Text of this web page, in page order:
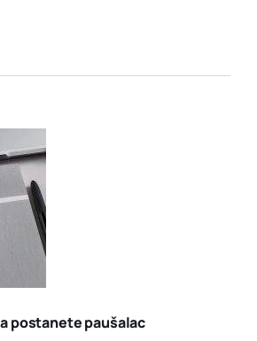
postanete paušalac